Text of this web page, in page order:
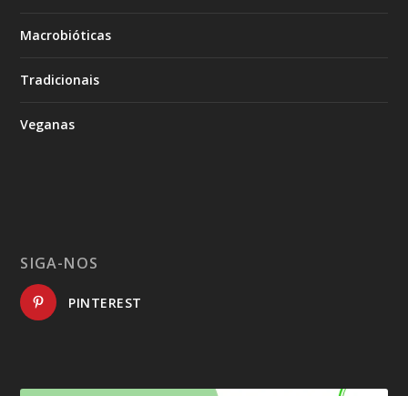
Macrobióticas
Tradicionais
Veganas
SIGA-NOS
PINTEREST